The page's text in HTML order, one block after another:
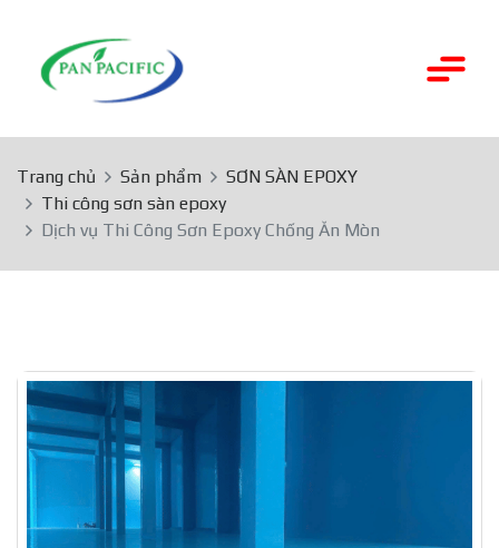
Trang chủ Sản phẩm
SƠN SÀN EPOXY
Thi công sơn sàn epoxy
Dịch vụ Thi Công Sơn Epoxy Chống Ăn Mòn